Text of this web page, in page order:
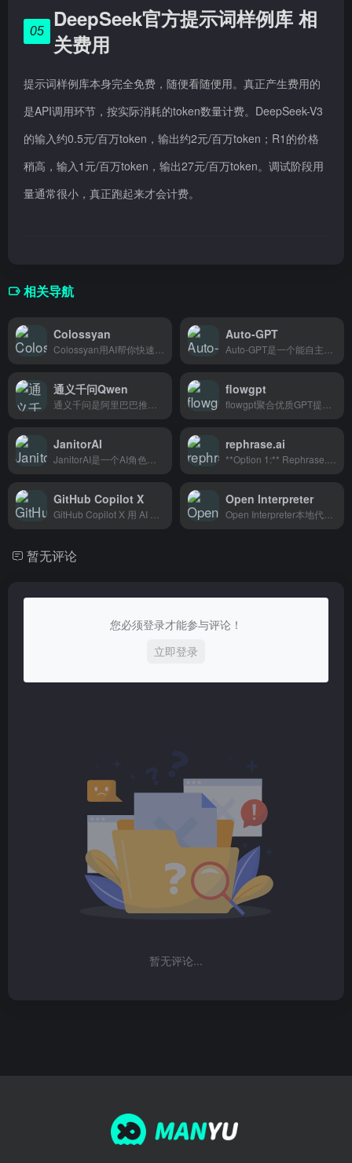
05
DeepSeek官方提示词样例库 相
关费用
提示词样例库本身完全免费，随便看随便用。真正产生费用的
是API调用环节，按实际消耗的token数量计费。DeepSeek-V3
的输入约0.5元/百万token，输出约2元/百万token；R1的价格
稍高，输入1元/百万token，输出27元/百万token。调试阶段用
量通常很小，真正跑起来才会计费。
相关导航
Colossyan Auto-GPT
通义千问Qwen flowgpt
JanitorAI rephrase.ai
GitHub Copilot X Open Interpreter
暂无评论
您必须登录才能参与评论！
立即登录
暂无评论...